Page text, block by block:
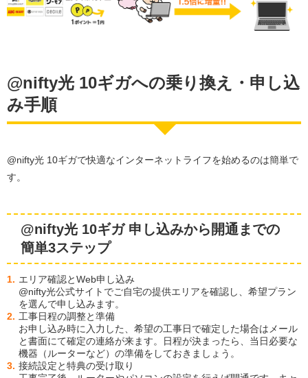
@nifty光 10ギガへの乗り換え・申し込
み手順
@nifty光 10ギガで快適なインターネットライフを始めるのは簡単で
す。
@nifty光 10ギガ 申し込みから開通までの
簡単3ステップ
エリア確認とWeb申し込み
@nifty光公式サイトでご自宅の提供エリアを確認し、希望プラン
を選んで申し込みます。
工事日程の調整と準備
お申し込み時に入力した、希望の工事日で確定した場合はメール
と書面にて確定の連絡が来ます。日程が決まったら、当日必要な
機器（ルーターなど）の準備をしておきましょう。
接続設定と特典の受け取り